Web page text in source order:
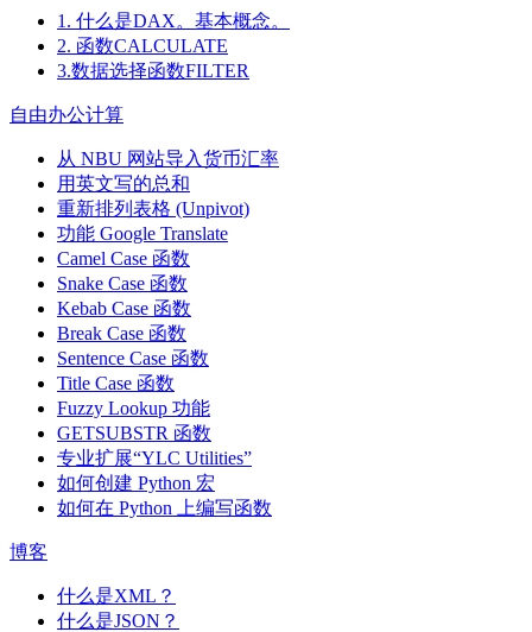
1. 什么是DAX。基本概念。
2. 函数CALCULATE
3.数据选择函数FILTER
自由办公计算
从 NBU 网站导入货币汇率
用英文写的总和
重新排列表格 (Unpivot)
功能 Google Translate
Camel Case 函数
Snake Case 函数
Kebab Case 函数
Break Case 函数
Sentence Case 函数
Title Case 函数
Fuzzy Lookup 功能
GETSUBSTR 函数
专业扩展“YLC Utilities”
如何创建 Python 宏
如何在 Python 上编写函数
博客
什么是XML？
什么是JSON？